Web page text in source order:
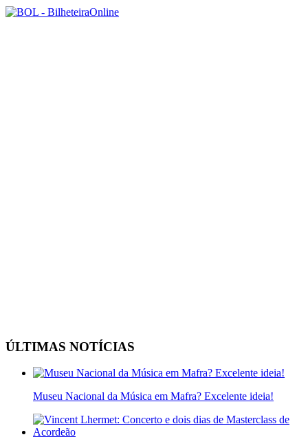
ÚLTIMAS NOTÍCIAS
Museu Nacional da Música em Mafra? Excelente ideia!